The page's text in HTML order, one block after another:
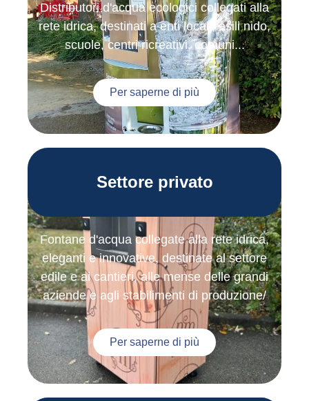
Distributori d'acqua ecologici collegati alla
rete idrica, destinati a enti locali, asili nido,
scuole, centri ricreativi, comuni...
Per saperne di più
Settore privato
Fontane d'acqua collegate alla rete idrica,
eleganti e innovative, destinate al settore
edile e ai cantieri, alle mense delle grandi
aziende e agli stabilimenti di produzione/
Per saperne di più